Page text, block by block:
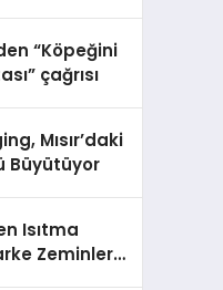
“Köpeğini
çağrısı
Mısır’daki
Büyütüyor
Isıtma
Zeminler